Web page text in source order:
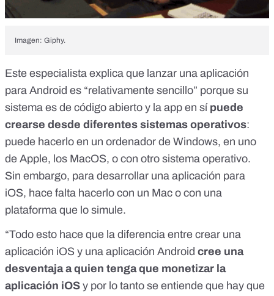
Imagen: Giphy.
Este especialista explica que lanzar una aplicación
para Android es “relativamente sencillo” porque su
sistema es de código abierto y la app en sí puede
crearse desde diferentes sistemas operativos:
puede hacerlo en un ordenador de Windows, en uno
de Apple, los MacOS, o con otro sistema operativo.
Sin embargo, para desarrollar una aplicación para
iOS, hace falta hacerlo con un Mac o con una
plataforma que lo simule.
“Todo esto hace que la diferencia entre crear una
aplicación iOS y una aplicación Android cree una
desventaja a quien tenga que monetizar la
aplicación iOS y por lo tanto se entiende que hay que